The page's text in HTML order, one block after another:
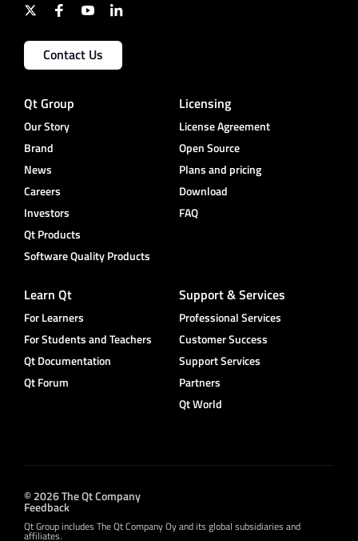
Contact Us
Qt Group
Our Story
Brand
News
Careers
Investors
Qt Products
Software Quality Products
Licensing
License Agreement
Open Source
Plans and pricing
Download
FAQ
Learn Qt
For Learners
For Students and Teachers
Qt Documentation
Qt Forum
Support & Services
Professional Services
Customer Success
Support Services
Partners
Qt World
© 2026 The Qt Company
Feedback
Qt Group includes The Qt Company Oy and its global subsidiaries and
affiliates.